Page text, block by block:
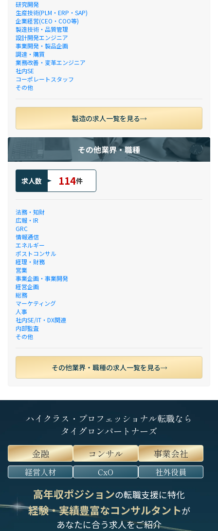
研究開発
生産技術(PLM・ERP・SAP)
企業経営(CEO・COO等)
製造技術・品質管理
設計開発エンジニア
事業開発・製品企画
調達・購買
業務改善・変革エンジニア
社内SE
コーポレートスタッフ
その他
製造の求人一覧を見る
その他業界・職種
求人数 114件
法務・知財
広報・IR
GRC
情報通信
エネルギー
ポストコンサル
経理・財務
営業
事業企画・事業開発
経営企画
総務
マーケティング
人事
社内SE/IT・DX関連
内部監査
その他
その他業界・職種の求人一覧を見る
ハイクラス・プロフェッショナル転職なら
タイグロンパートナーズ
金融
コンサル 事業会社
経営人材 CxO 社外役員
高年収ポジションの転職支援に特化
経験・実績豊富なコンサルタントが
あなたに合う求人をご紹介